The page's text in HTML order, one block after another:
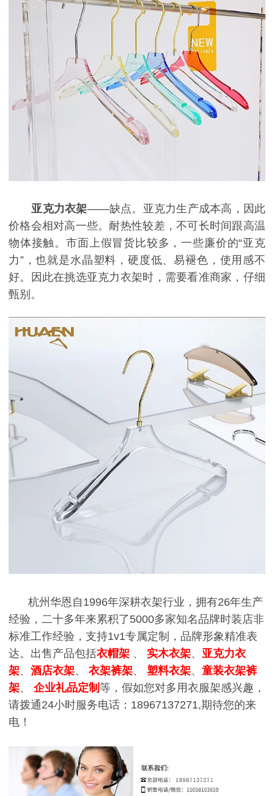
亚克力衣架——缺点。亚克力生产成本高，因此
价格会相对高一些。耐热性较差，不可长时间跟高温
物体接触。市面上假冒货比较多，一些廉价的“亚克
力”，也就是水晶塑料，硬度低、易褪色，使用感不
好。因此在挑选亚克力衣架时，需要看准商家，仔细
甄别。
杭州华恩自1996年深耕衣架行业，拥有26年生产
经验，二十多年来累积了5000多家知名品牌时装店非
标准工作经验，支持1v1专属定制，品牌形象精准表
达。出售产品包括衣帽架 、 实木衣架、 亚克力衣
架、 酒店衣架、 衣架裤架、 塑料衣架、 童装衣架裤
架、 企业礼品定制 等，假如您对多用衣服架感兴趣，
请拨通24小时服务电话：18967137271,期待您的来
电！